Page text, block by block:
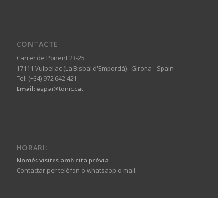
CONTACTE
Carrer de Ponent 23-25
17111 Vulpellac (La Bisbal d'Empordà) - Girona - Spain
Tel: (+34) 972 642 421
Email:espai@tonic.cat
HORARI:
Només visites amb cita prèvia
Contactar per telèfon o whatsapp o mail.